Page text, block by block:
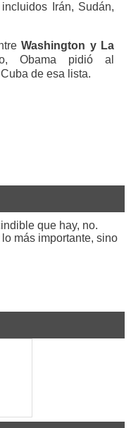
Irán, Sudán,
Washington y La
Obama pidió al
de esa lista.
que hay, no.
más importante, sino